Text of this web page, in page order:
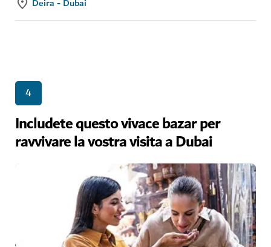
4
Includete questo vivace bazar per
ravvivare la vostra visita a Dubai